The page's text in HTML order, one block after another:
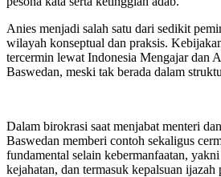
Anies menjadi salah satu dari sedikit
wilayah konseptual dan praksis.
tercermin lewat Indonesia Mengajar dan
Baswedan, meski tak berada dalam
Dalam birokrasi saat menjabat menteri
Baswedan memberi contoh sekaligus
fundamental selain kebermanfaatan,
kejahatan, dan termasuk kepalsuan ijazah